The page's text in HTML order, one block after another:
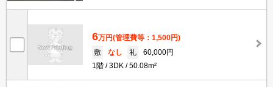
6万円(管理費等：1,500円)
敷
なし 礼
60,000円
1階
3DK 50.08m²